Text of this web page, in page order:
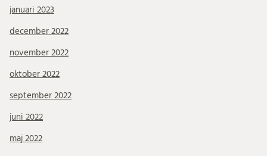
januari 2023
december 2022
november 2022
oktober 2022
september 2022
juni 2022
maj 2022